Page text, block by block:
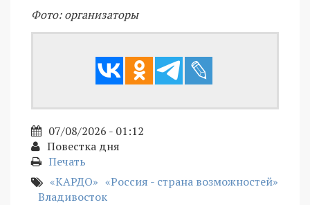
Фото: организаторы
07/08/2026 - 01:12
Повестка дня
Печать
«КАРДО» «Россия - страна возможностей»
Владивосток